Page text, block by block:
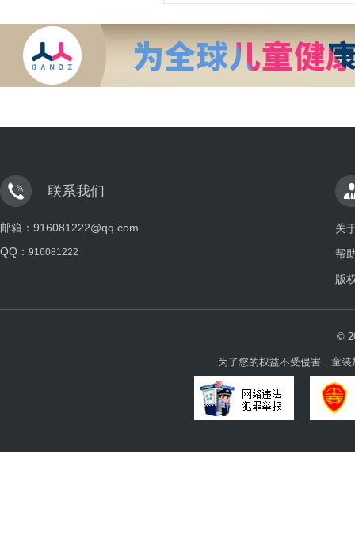
联系我们
邮箱：916081222@qq.com
QQ： 916081222
关
帮
版
©
为了您的权益不受侵害，童